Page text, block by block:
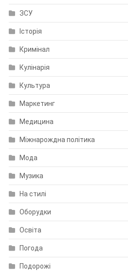
ЗСУ
Історія
Кримінал
Кулінарія
Культура
Маркетинг
Медицина
Міжнарождна політика
Мода
Музика
На стилі
Оборудки
Освіта
Погода
Подорожі